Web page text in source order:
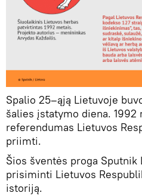
Spalio 25–ąją Lietuvoje
šalies įstatymo diena. 1992
referendumas Lietuvos
priimti.
Šios šventės proga Sputnik
prisiminti Lietuvos
istoriją.